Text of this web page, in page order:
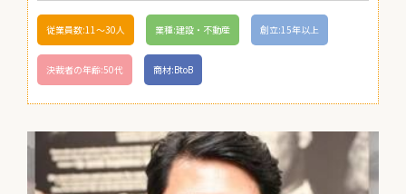
従業員数:11〜30人 業種:建設・不動産 創立:15年以上
決裁者の年齢:50代 商材:BtoB